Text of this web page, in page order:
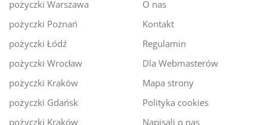
pożyczki Warszawa
pożyczki Poznań
pożyczki Łódź
pożyczki Wrocław
pożyczki Kraków
pożyczki Gdańsk
pożyczki Kraków
O nas
Kontakt
Regulamin
Dla Webmasterów
Mapa strony
Polityka cookies
Napisali o nas